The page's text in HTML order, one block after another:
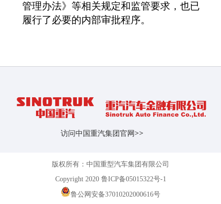
管理办法》等相关规定和监管要求，也已
履行了必要的内部审批程序。
访问中国重汽集团官网>>
版权所有：中国重型汽车集团有限公司
Copyright 2020 鲁ICP备05015322号-1
鲁公网安备37010202000616号